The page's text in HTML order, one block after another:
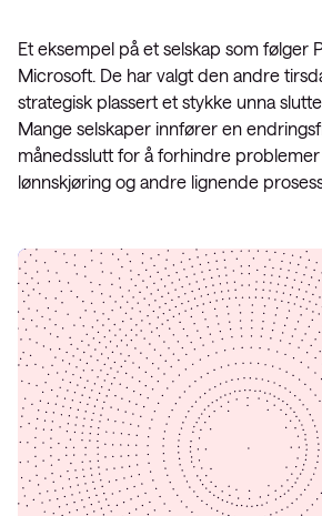
Et eksempel på et selskap som følger
Microsoft. De har valgt den andre
strategisk plassert et stykke unna
Mange selskaper innfører en
månedsslutt for å forhindre
lønnskjøring og andre lignende